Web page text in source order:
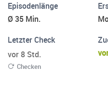
Episodenlänge
Ø 35 Min.
Letzter Check
vor 8 Std.
Checken